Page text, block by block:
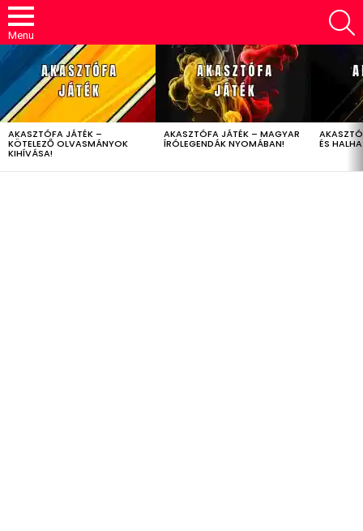
Menu
LATEST
STORIES
AKASZTÓFA JÁTÉK –
KÖTELEZŐ OLVASMÁNYOK
KIHÍVÁSA!
AKASZTÓFA JÁTÉK – MAGYAR
ÍRÓLEGENDÁK NYOMÁBAN! ÉS